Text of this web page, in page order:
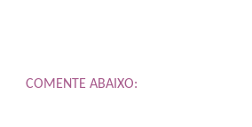
COMENTE ABAIXO: